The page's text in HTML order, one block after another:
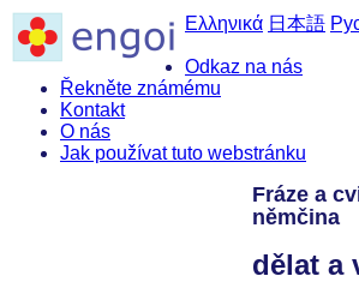
Ελληνικά 日本語
Odkaz na nás
Řekněte známému
Kontakt
O nás
Jak používat tuto webstránku
Fráze a
němčina
dělat a